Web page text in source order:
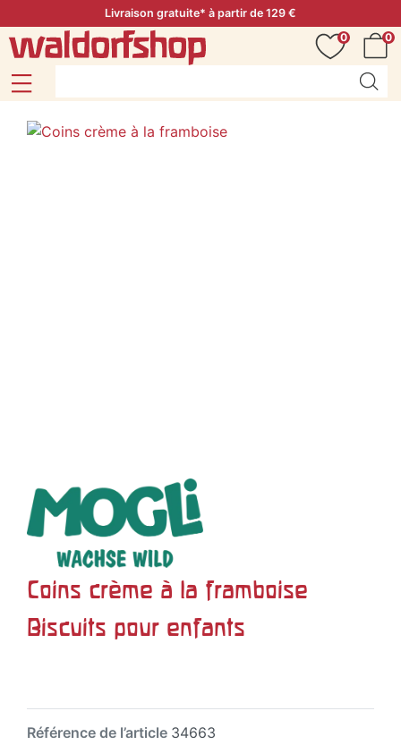
Livraison gratuite* à partir de 129 €
0
0
Coins crème à la framboise
Biscuits pour enfants
Référence de l’article 34663